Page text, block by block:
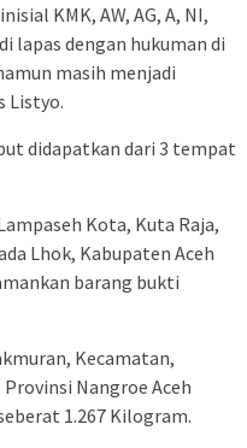
KMK, AW, AG, A, NI,
lapas dengan hukuman di
masih menjadi
Listyo.
didapatkan dari 3 tempat
Kota, Kuta Raja,
Lhok, Kabupaten Aceh
barang bukti
Kecamatan,
Nangroe Aceh
1.267 Kilogram.